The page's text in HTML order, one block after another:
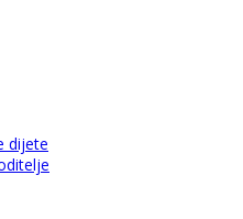
dijete